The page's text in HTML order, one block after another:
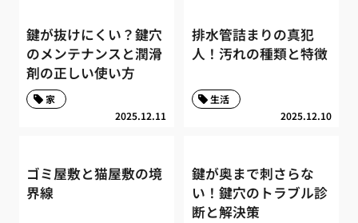
鍵が抜けにくい？鍵穴
のメンテナンスと潤滑
剤の正しい使い方
2025.12.11
家
排水管詰まりの真犯
人！汚れの種類と特徴
2025.12.10
生活
ゴミ屋敷と猫屋敷の境
界線
鍵が奥まで刺さらな
い！鍵穴のトラブル診
断と解決策